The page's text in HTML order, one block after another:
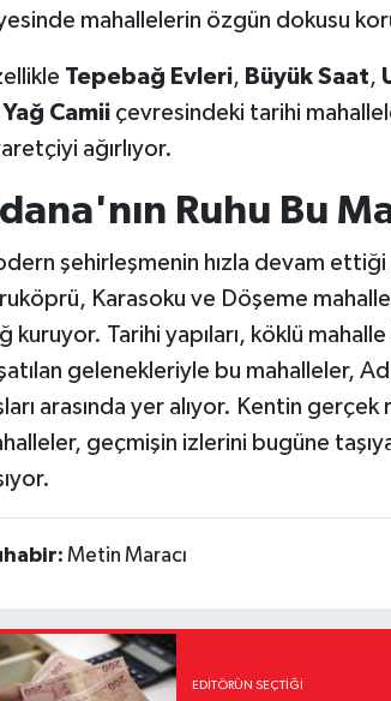
mahallelerin özgün dokusu
Tepebağ Evleri, Büyük Saat,
Yağ Camiiçevresindeki tarihi
ağırlıyor.
Ruhu Bu
şehirleşmenin hızla devam
Karasoku ve Döşeme
kuruyor. Tarihi yapıları, köklü
gelenekleriyle bu mahalleler,
arasında yer alıyor. Kentin
geçmişin izlerini bugüne
Metin Maracı
EDITÖRÜN SEÇTIĞI